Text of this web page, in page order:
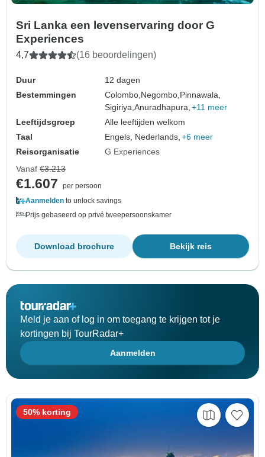
Sri Lanka een levenservaring door G
Experiences
4,7 (16 beoordelingen)
Duur
12 dagen
Bestemmingen
Colombo, Negombo, Pinnawala,
Sigiriya,Anuradhapura, +11 meer
Leeftijdsgroep
Alle leeftijden welkom
Taal
Engels, Nederlands, +6 meer
Reisorganisatie
G Experiences
Vanaf €3.213
€1.607
per persoon
Aanmelden to unlock savings
Prijs gebaseerd op privé tweepersoonskamer
Bekijk reis
Download brochure
Meld je aan of log in om toegang te krijgen tot je
kortingen bij TourRadar+
Aanmelden
50% korting